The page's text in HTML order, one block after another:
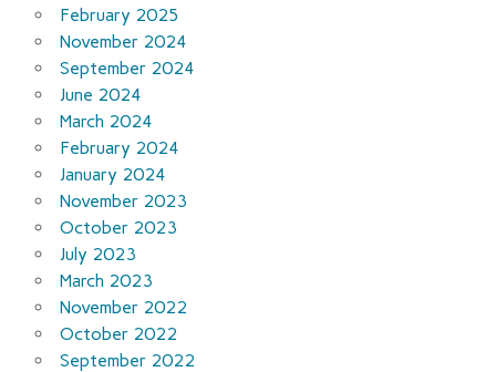
February 2025
November 2024
September 2024
June 2024
March 2024
February 2024
January 2024
November 2023
October 2023
July 2023
March 2023
November 2022
October 2022
September 2022